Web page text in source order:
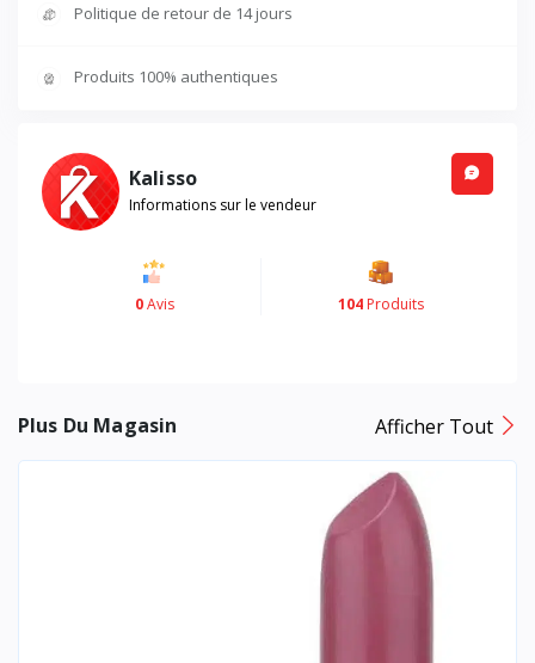
Politique de retour de 14 jours
Produits 100% authentiques
Kalisso
Informations sur le vendeur
0Avis 104Produits
Plus Du Magasin Afficher Tout